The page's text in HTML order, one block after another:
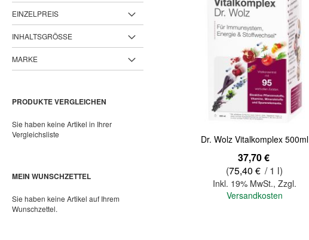
Dr. Wolz Vitalkomplex 500ml
37,70 €
(75,40 € / 1 l)
Inkl. 19% MwSt., Zzgl.
Versandkosten
EINZELPREIS
INHALTSGRÖSSE
MARKE
PRODUKTE VERGLEICHEN
Sie haben keine Artikel in Ihrer
Vergleichsliste
MEIN WUNSCHZETTEL
Sie haben keine Artikel auf Ihrem
Wunschzettel.